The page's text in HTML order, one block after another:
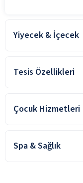
Yiyecek & İçecek
Alkolsüz Hizmet
Cafe Bar
Restoran
Tesis Özellikleri
Asansör
Engelli Odası
Çocuk Hizmetleri
Çocuk Karyolası
Spa & Sağlık